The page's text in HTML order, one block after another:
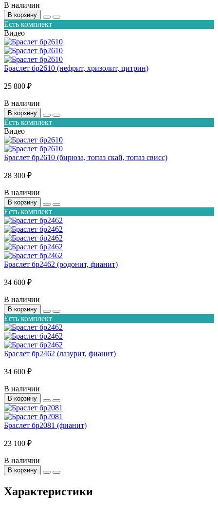
В наличии
В корзину
Есть комплект
Видео
Браслет бр2610 (нефрит, хризолит, цитрин)
25 800 ₽
В наличии
В корзину
Есть комплект
Видео
Браслет бр2610 (бирюза, топаз скай, топаз свисс)
28 300 ₽
В наличии
В корзину
Есть комплект
Браслет бр2462 (родонит, фианит)
34 600 ₽
В наличии
В корзину
Есть комплект
Браслет бр2462 (лазурит, фианит)
34 600 ₽
В наличии
В корзину
Браслет бр2081 (фианит)
23 100 ₽
В наличии
В корзину
Характеристики